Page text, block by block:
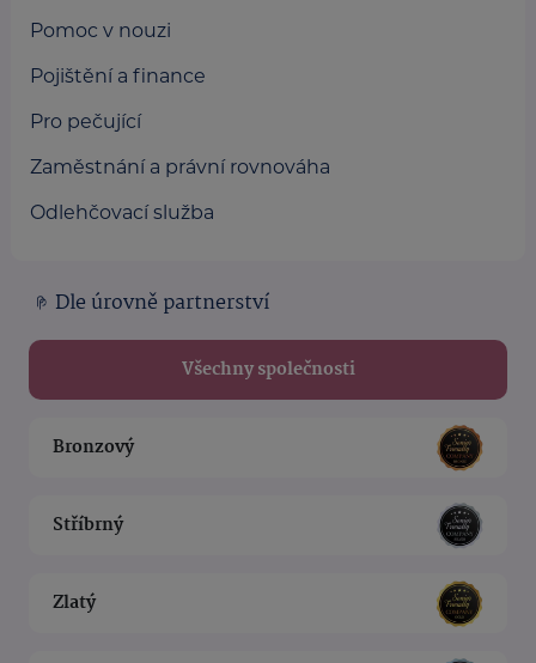
Pomoc v nouzi
Pojištění a finance
Pro pečující
Zaměstnání a právní rovnováha
Odlehčovací služba
Dle úrovně partnerství
Všechny společnosti
Bronzový
Stříbrný
Zlatý